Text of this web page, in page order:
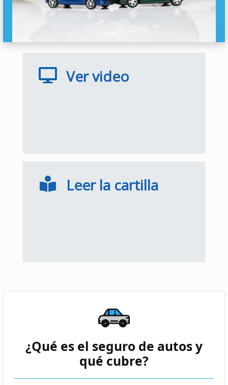
Ver video
Leer la cartilla
¿Qué es el seguro de autos y
qué cubre?